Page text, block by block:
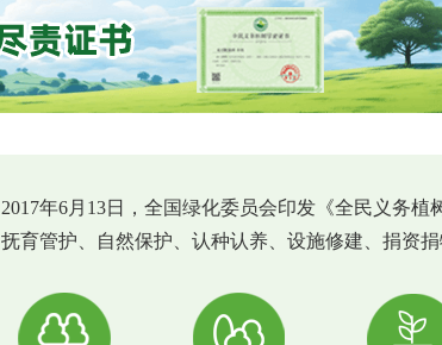
2017年6月13日，全国绿化委员会印发《全民义务
抚育管护、自然保护、认种认养、设施修建、捐资